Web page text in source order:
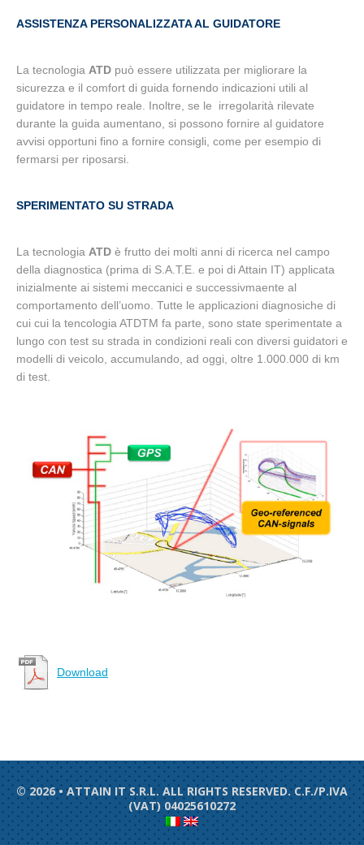
ASSISTENZA PERSONALIZZATA AL GUIDATORE
La tecnologia ATD può essere utilizzata per migliorare la
sicurezza e il comfort di guida fornendo indicazioni utili al
guidatore in tempo reale. Inoltre, se le irregolarità rilevate
durante la guida aumentano, si possono fornire al guidatore
avvisi opportuni fino a fornire consigli, come per esempio di
fermarsi per riposarsi.
SPERIMENTATO SU STRADA
La tecnologia ATD è frutto dei molti anni di ricerca nel campo
della diagnostica (prima di S.A.T.E. e poi di Attain IT) applicata
inizialmente ai sistemi meccanici e successivmaente al
comportamento dell’uomo. Tutte le applicazioni diagnosiche di
cui cui la tencologia ATDTM fa parte, sono state sperimentate a
lungo con test su strada in condizioni reali con diversi guidatori e
modelli di veicolo, accumulando, ad oggi, oltre 1.000.000 di km
di test.
Download
© 2026 • ATTAIN IT S.R.L. ALL RIGHTS RESERVED. C.F./P.IVA
(VAT) 04025610272